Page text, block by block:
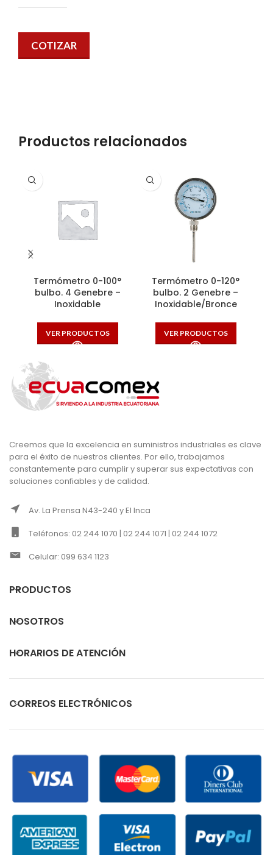
COTIZAR
Productos relacionados
Termómetro 0-100°
bulbo. 4 Genebre –
Inoxidable
VER PRODUCTOS
Termómetro 0-120°
bulbo. 2 Genebre –
Inoxidable/Bronce
VER PRODUCTOS
Creemos que la excelencia en suministros industriales es clave
para el éxito de nuestros clientes. Por ello, trabajamos
constantemente para cumplir y superar sus expectativas con
soluciones confiables y de calidad.
Av. La Prensa N43-240 y El Inca
Teléfonos: 02 244 1070 | 02 244 1071 | 02 244 1072
Celular: 099 634 1123
PRODUCTOS
NOSOTROS
HORARIOS DE ATENCIÓN
CORREOS ELECTRÓNICOS